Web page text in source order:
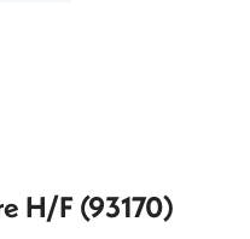
H/F (93170)